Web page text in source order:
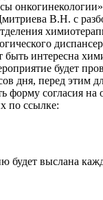
В.Н. с
быть интересна
будет
дня, перед этим
форму согласия на
по ссылке:
будет выслана